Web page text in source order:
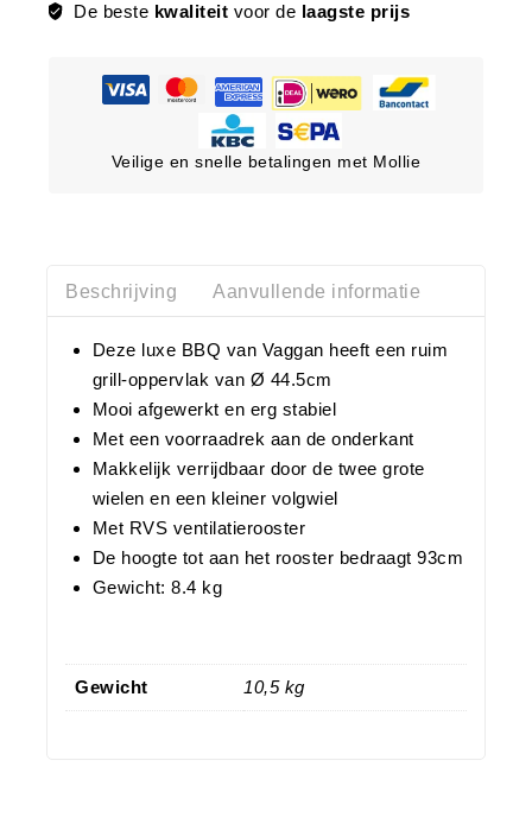
De beste kwaliteit voor de laagste prijs
Veilige en snelle betalingen met Mollie
Beschrijving Aanvullende informatie
Deze luxe BBQ van Vaggan heeft een ruim
grill-oppervlak van Ø 44.5cm
Mooi afgewerkt en erg stabiel
Met een voorraadrek aan de onderkant
Makkelijk verrijdbaar door de twee grote
wielen en een kleiner volgwiel
Met RVS ventilatierooster
De hoogte tot aan het rooster bedraagt 93cm
Gewicht: 8.4 kg
Gewicht 10,5 kg